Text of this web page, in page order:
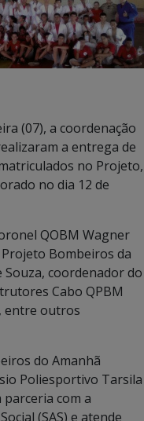
(07), a coordenação
a entrega de
no Projeto,
no dia 12 de
QOBM Wagner
Bombeiros da
Souza, coordenador do
Cabo QPBM
entre outros
do Amanhã
Poliesportivo Tarsila
com a
(SAS) e atende